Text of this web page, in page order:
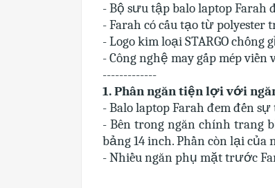
- Bộ sưu tập balo laptop Farah
- Farah có cấu tạo từ
- Logo kim loại STARGO
- Công nghệ may gấp mép
-------------
1. Phân ngăn tiện lợi với
- Balo laptop Farah đem đến
- Bên trong ngăn chính trang
bảng 14 inch. Phần còn lại
- Nhiều ngăn phụ mặt trước